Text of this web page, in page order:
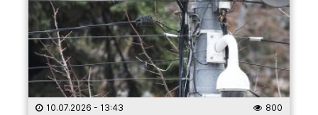
10.07.2026 - 13:43 800